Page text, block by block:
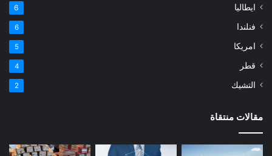
ايطاليا 6
فنلندا 6
امريكا 5
قطر 4
التشيك 2
مقالات منتقاة